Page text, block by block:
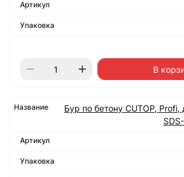
В
Бур по бетону CUTOP, Profi,